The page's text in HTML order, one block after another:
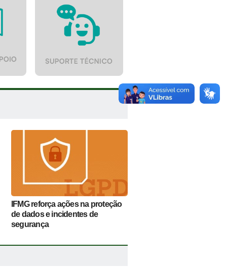
IFMG reforça ações na proteção
de dados e incidentes de
segurança